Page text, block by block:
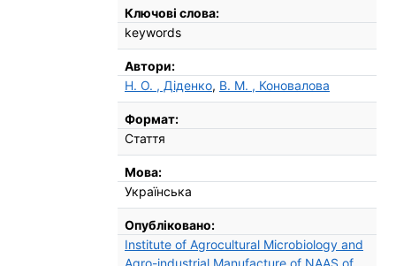
Ключові слова:
keywords
Автори:
Н. О. , Діденко, В. М. , Коновалова
Формат:
Стаття
Мова:
Українська
Опубліковано:
Institute of Agrocultural Microbiology and
Agro-industrial Manufacture of NAAS of